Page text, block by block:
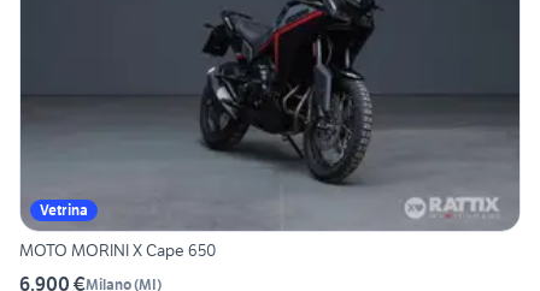
Vetrina
MOTO MORINI X Cape 650
6.900 €Milano(MI)